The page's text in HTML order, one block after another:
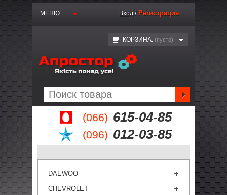
(066) 615-04-85
(096) 012-03-85
МЕНЮ Вход / Регистрация
КОРЗИНА: (пустo)
DAEWOO
CHEVROLET